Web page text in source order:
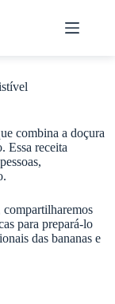
combina a doçura
Essa receita
compartilharemos
para prepará-lo
das bananas e